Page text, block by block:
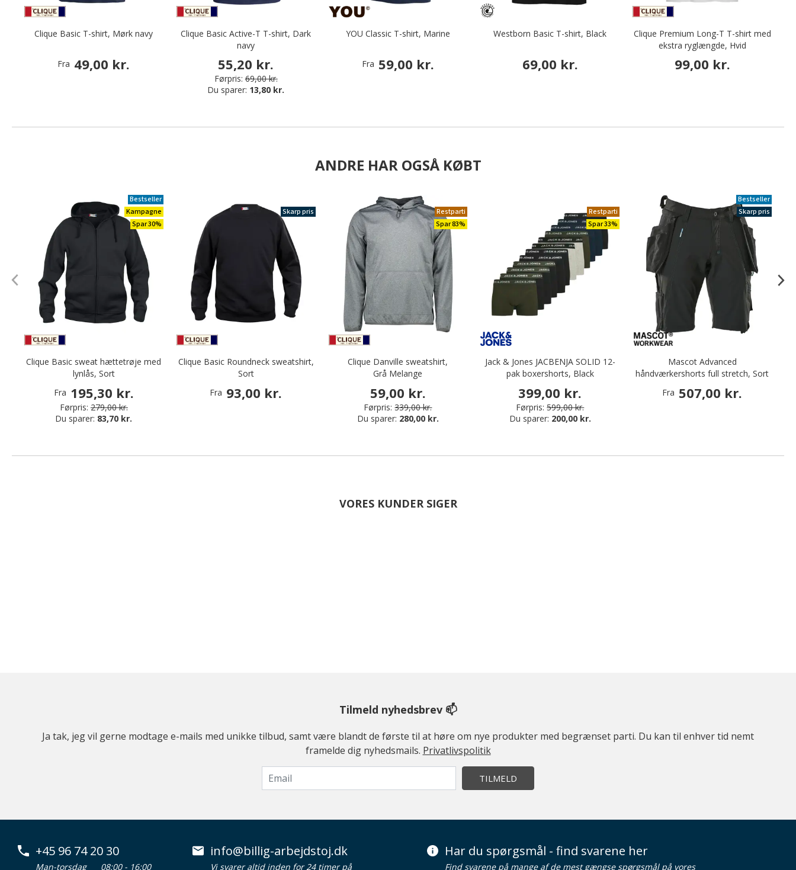
Clique Basic T-shirt, Mørk navy
Fra 49,00 kr.
Clique Basic Active-T T-shirt, Dark
navy
55,20 kr.
Førpris: 69,00 kr.
Du sparer: 13,80 kr.
YOU Classic T-shirt, Marine
Fra 59,00 kr.
Westborn Basic T-shirt, Black
69,00 kr.
Clique Premium Long-T T-shirt med
ekstra ryglængde, Hvid
99,00 kr.
ANDRE HAR OGSÅ KØBT
Bestseller
Kampagne
Spar 30%
Clique Basic sweat hættetrøje med
lynlås, Sort
Fra 195,30 kr.
Førpris: 279,00 kr.
Du sparer: 83,70 kr.
Skarp pris
Clique Basic Roundneck sweatshirt,
Sort
Fra 93,00 kr.
Restparti
Spar 83%
Clique Danville sweatshirt,
Grå Melange
59,00 kr.
Førpris: 339,00 kr.
Du sparer: 280,00 kr.
Restparti
Spar 33%
Jack & Jones JACBENJA SOLID 12-
pak boxershorts, Black
399,00 kr.
Førpris: 599,00 kr.
Du sparer: 200,00 kr.
Bestseller
Skarp pris
Mascot Advanced
håndværkershorts full stretch, Sort
Fra 507,00 kr.
VORES KUNDER SIGER
Tilmeld nyhedsbrev 📫
Ja tak, jeg vil gerne modtage e-mails med unikke tilbud, samt være blandt de første til at høre om nye produkter med begrænset parti. Du kan til enhver tid nemt
framelde dig nyhedsmails. Privatlivspolitik
TILMELD
+45 96 74 20 30
Man-torsdag 08:00 - 16:00
info@billig-arbejdstoj.dk
Vi svarer altid inden for 24 timer på
Har du spørgsmål - find svarene her
Find svarene på mange af de mest gængse spørgsmål på vores